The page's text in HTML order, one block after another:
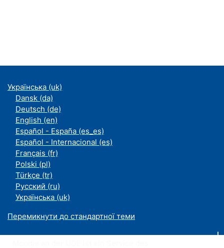
Українська ‎(uk)‎
Dansk ‎(da)‎
Deutsch ‎(de)‎
English ‎(en)‎
Español - España ‎(es_es)‎
Español - Internacional ‎(es)‎
Français ‎(fr)‎
Polski ‎(pl)‎
Türkçe ‎(tr)‎
Русский ‎(ru)‎
Українська ‎(uk)‎
Перемикнути до стандартної теми